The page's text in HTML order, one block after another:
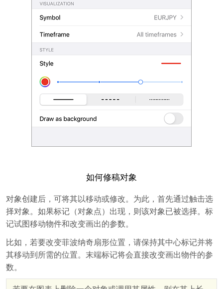
如何修稿对象
对象创建后，可将其以移动或修改。为此，首先通过触击选
择对象。如果标记（对象点）出现，则该对象已被选择。标
记试图移动物件和改变画出的参数。
比如，若要改变菲波纳奇扇形位置，请保持其中心标记并将
其移动到所需的位置。末端标记将会直接改变画出物件的参
数。